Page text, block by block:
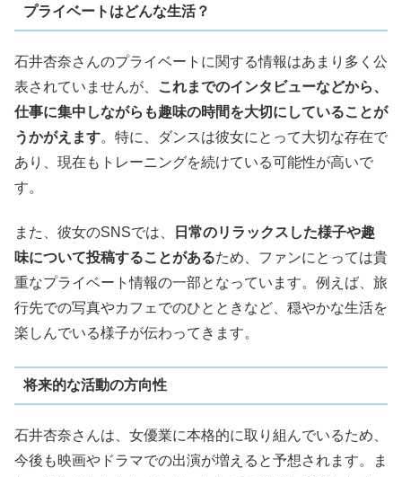
プライベートはどんな生活？
石井杏奈さんのプライベートに関する情報はあまり多く公
表されていませんが、
これまでのインタビューなどから、
仕事に集中しながらも趣味の時間を大切にしていることが
うかがえます。特に、ダンスは彼女にとって大切な存在で
あり、現在もトレーニングを続けている可能性が高いで
す。
また、彼女のSNSでは、
日常のリラックスした様子や趣
味について投稿することがあるため、ファンにとっては貴
重なプライベート情報の一部となっています。例えば、旅
行先での写真やカフェでのひとときなど、穏やかな生活を
楽しんでいる様子が伝わってきます。
将来的な活動の方向性
石井杏奈さんは、女優業に本格的に取り組んでいるため、
今後も映画やドラマでの出演が増えると予想されます。ま